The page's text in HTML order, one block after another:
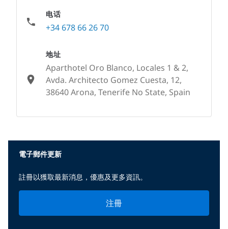
电话
+34 678 66 26 70
地址
Aparthotel Oro Blanco, Locales 1 & 2,
Avda. Architecto Gomez Cuesta, 12,
38640 Arona, Tenerife No State, Spain
電子郵件更新
註冊以獲取最新消息，優惠及更多資訊。
注冊